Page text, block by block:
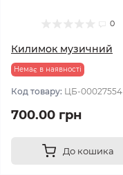
0
Килимок музичний
Немає в наявності
Код товару: ЦБ-00027554
700.00 грн
До кошика